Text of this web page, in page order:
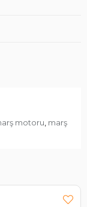
motoru, marş